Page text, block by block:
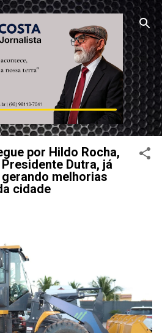
conteúdo principal
por Hildo Rocha,
Dutra, já
melhorias
cidade